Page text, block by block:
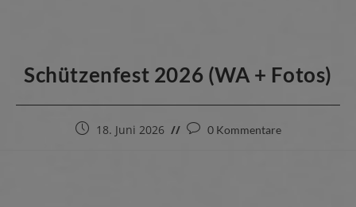
Schützenfest 2026 (WA + Fotos)
18. Juni 2026 0 Kommentare